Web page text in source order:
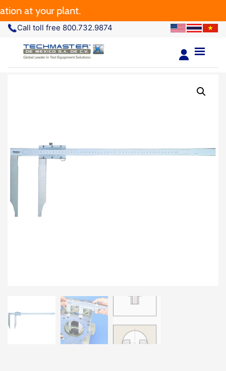
at your plant.
Call toll free 800.732.9874